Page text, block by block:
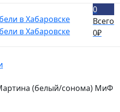
0
Всего
0₽
(белый/сонома) МиФ